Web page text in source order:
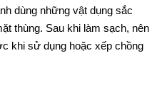
dùng những vật dụng sắc
thùng. Sau khi làm sạch, nên
khi sử dụng hoặc xếp chồng